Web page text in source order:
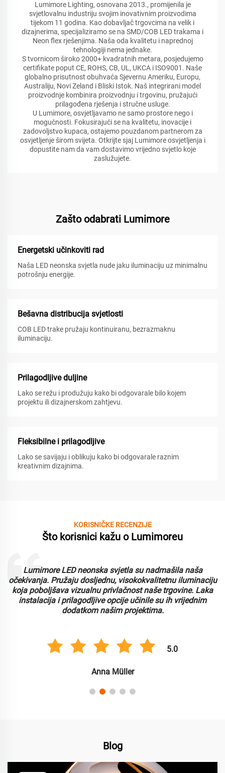
Lumimore Lighting, osnovana 2013., promijenila je
svjetlovalnu industriju svojim inovativnim proizvodima
tijekom 11 godina. Kao dobavljač trgovcima na velik i
dizajnerima, specijaliziramo se na SMD/COB LED trakama i
Neon flex rješenjima. Naša oda kvalitetu i naprednoj
tehnologiji nema jednake.
S tvornicom široko 2000+ kvadratnih metara, posjedujemo
certifikate poput CE, ROHS, CB, UL, UKCA i ISO9001. Naše
globalno prisutnost obuhvaća Sjevernu Ameriku, Europu,
Australiju, Novi Zeland i Bliski Istok. Naš integrirani model
proizvodnje kombinira proizvodnju i trgovinu, pružajući
prilagođena rješenja i stručne usluge.
U Lumimore, osvjetljavamo ne samo prostore nego i
mogućnosti. Fokusirajući se na kvalitetu, inovacije i
zadovoljstvo kupaca, ostajemo pouzdanom partnerom za
osvjetljenje širom svijeta. Otkrijte sjaj Lumimore osvjetljenja i
dopustite nam da vam dostavimo vrijedno svjetlo koje
zaslužujete.
Zašto odabrati Lumimore
Energetski učinkoviti rad
Naša LED neonska svjetla nude jaku iluminaciju uz minimalnu
potrošnju energije.
Bešavna distribucija svjetlosti
COB LED trake pružaju kontinuiranu, bezrazmaknu
iluminaciju.
Prilagodljive duljine
Lako se režu i produžuju kako bi odgovarale bilo kojem
projektu ili dizajnerskom zahtjevu.
Fleksibilne i prilagodljive
Lako se savijaju i oblikuju kako bi odgovarale raznim
kreativnim dizajnima.
KORISNIČKE RECENZIJE
Što korisnici kažu o Lumimoreu
Lumimore LED neonska svjetla su nadmašila naša
očekivanja. Pružaju dosljednu, visokokvalitetnu iluminaciju
koja poboljšava vizualnu privlačnost naše trgovine. Laka
instalacija i prilagodljive opcije učinile su ih vrijednim
dodatkom našim projektima.
5.0
Anna Müller
Blog